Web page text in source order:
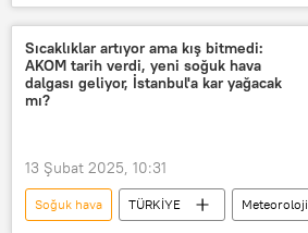
Ege
Batı Karadeniz
Altay
Akdeniz
Kar
Kar yağışı
Kar fırtınası
Kar tatili
Soğuk
Hava durumu
Bugün hava durumu
Sıcaklıklar artıyor ama kış bitmedi:
AKOM tarih verdi, yeni soğuk hava
dalgası geliyor, İstanbul'a kar yağacak
mı?
13 Şubat 2025, 10:31
Soğuk hava TÜRKİYE
Meteoroloji